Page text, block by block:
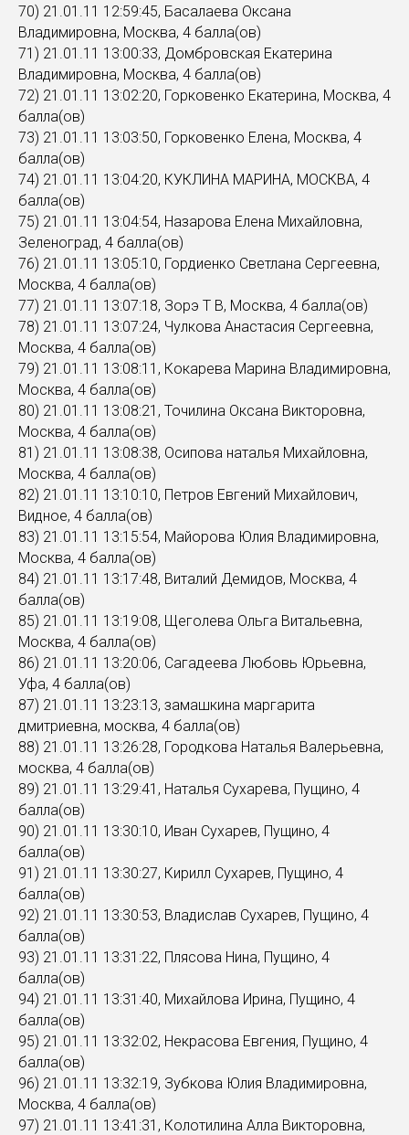
70) 21.01.11 12:59:45, Басалаева Оксана
Владимировна, Москва, 4 балла(ов)
71) 21.01.11 13:00:33, Домбровская Екатерина
Владимировна, Москва, 4 балла(ов)
72) 21.01.11 13:02:20, Горковенко Екатерина, Москва, 4
балла(ов)
73) 21.01.11 13:03:50, Горковенко Елена, Москва, 4
балла(ов)
74) 21.01.11 13:04:20, КУКЛИНА МАРИНА, МОСКВА, 4
балла(ов)
75) 21.01.11 13:04:54, Назарова Елена Михайловна,
Зеленоград, 4 балла(ов)
76) 21.01.11 13:05:10, Гордиенко Светлана Сергеевна,
Москва, 4 балла(ов)
77) 21.01.11 13:07:18, Зорэ Т В, Москва, 4 балла(ов)
78) 21.01.11 13:07:24, Чулкова Анастасия Сергеевна,
Москва, 4 балла(ов)
79) 21.01.11 13:08:11, Кокарева Марина Владимировна,
Москва, 4 балла(ов)
80) 21.01.11 13:08:21, Точилина Оксана Викторовна,
Москва, 4 балла(ов)
81) 21.01.11 13:08:38, Осипова наталья Михайловна,
Москва, 4 балла(ов)
82) 21.01.11 13:10:10, Петров Евгений Михайлович,
Видное, 4 балла(ов)
83) 21.01.11 13:15:54, Майорова Юлия Владимировна,
Москва, 4 балла(ов)
84) 21.01.11 13:17:48, Виталий Демидов, Москва, 4
балла(ов)
85) 21.01.11 13:19:08, Щеголева Ольга Витальевна,
Москва, 4 балла(ов)
86) 21.01.11 13:20:06, Сагадеева Любовь Юрьевна,
Уфа, 4 балла(ов)
87) 21.01.11 13:23:13, замашкина маргарита
дмитриевна, москва, 4 балла(ов)
88) 21.01.11 13:26:28, Городкова Наталья Валерьевна,
москва, 4 балла(ов)
89) 21.01.11 13:29:41, Наталья Сухарева, Пущино, 4
балла(ов)
90) 21.01.11 13:30:10, Иван Сухарев, Пущино, 4
балла(ов)
91) 21.01.11 13:30:27, Кирилл Сухарев, Пущино, 4
балла(ов)
92) 21.01.11 13:30:53, Владислав Сухарев, Пущино, 4
балла(ов)
93) 21.01.11 13:31:22, Плясова Нина, Пущино, 4
балла(ов)
94) 21.01.11 13:31:40, Михайлова Ирина, Пущино, 4
балла(ов)
95) 21.01.11 13:32:02, Некрасова Евгения, Пущино, 4
балла(ов)
96) 21.01.11 13:32:19, Зубкова Юлия Владимировна,
Москва, 4 балла(ов)
97) 21.01.11 13:41:31, Колотилина Алла Викторовна,